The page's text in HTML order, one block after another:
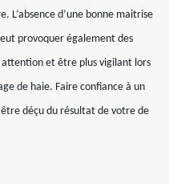
L’absence d’une bonne maitrise
provoquer également des
et être plus vigilant lors
de haie. Faire confiance à un
déçu du résultat de votre de